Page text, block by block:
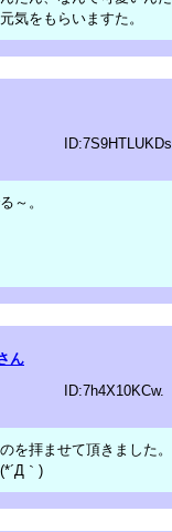
気をもらいますた。
ID:7S9HTLUKDs
～。
ん
ID:7h4X10KCw.
を拝ませて頂きました。
｀)